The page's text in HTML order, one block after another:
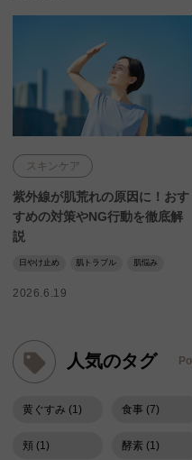
スキンケア
紫外線が肌荒れの原因に！おす
すめの対策やNG行動を徹底解
説
日やけ止め 肌トラブル 肌悩み
2026.6.19
人気のタグ
黄ぐすみ (1) 食事 (7)
頬 (1) 酵素 (1)